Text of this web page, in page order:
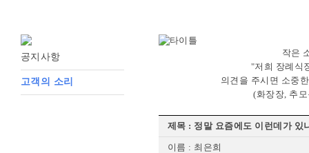
공지사항
고객의 소리
작은
"저희 장례식
의견을 주시면 소중
(화장장, 추
제목 : 정말 요즘에도 이런데가 있
이름 : 최은희